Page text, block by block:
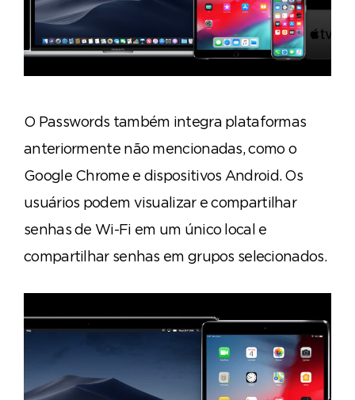
O Passwords também integra plataformas
anteriormente não mencionadas, como o
Google Chrome e dispositivos Android. Os
usuários podem visualizar e compartilhar
senhas de Wi-Fi em um único local e
compartilhar senhas em grupos selecionados.